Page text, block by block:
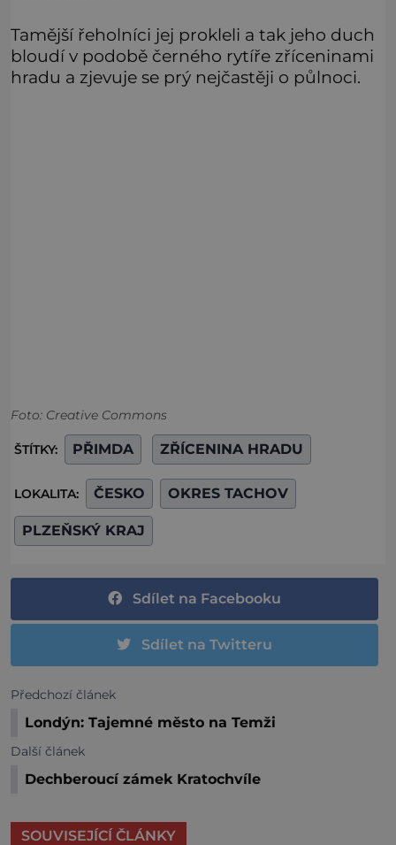
Tamější řeholníci jej prokleli a tak jeho duch
bloudí v podobě černého rytíře zříceninami
hradu a zjevuje se prý nejčastěji o půlnoci.
Foto: Creative Commons
ŠTÍTKY: PŘIMDA ZŘÍCENINA HRADU
LOKALITA: ČESKO OKRES TACHOV
PLZEŇSKÝ KRAJ
Sdílet na Facebooku
Sdílet na Twitteru
Předchozí článek
Londýn: Tajemné město na Temži
Další článek
Dechberoucí zámek Kratochvíle
SOUVISEJÍCÍ ČLÁNKY